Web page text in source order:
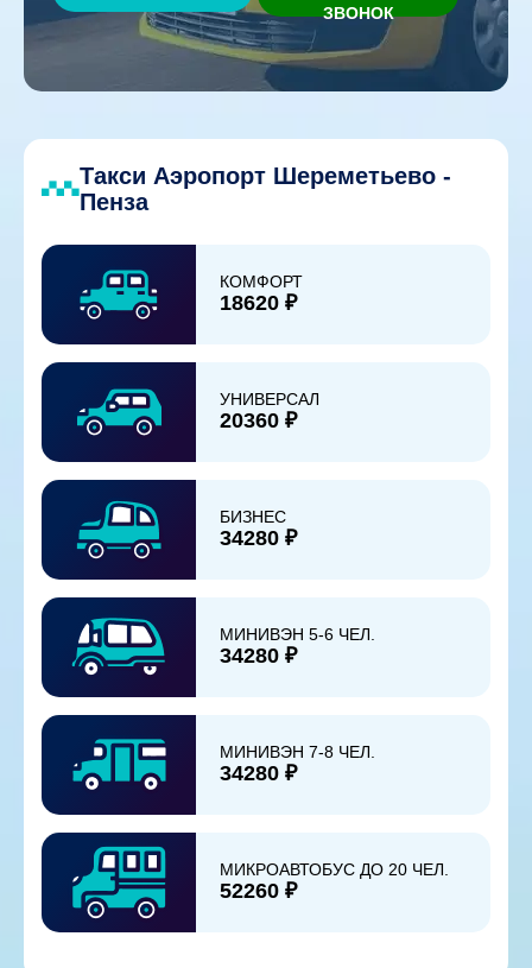
ЗВОНОК
Такси Аэропорт Шереметьево -
Пенза
КОМФОРТ
18620 ₽
УНИВЕРСАЛ
20360 ₽
БИЗНЕС
34280 ₽
МИНИВЭН 5-6 ЧЕЛ.
34280 ₽
МИНИВЭН 7-8 ЧЕЛ.
34280 ₽
МИКРОАВТОБУС ДО 20 ЧЕЛ.
52260 ₽